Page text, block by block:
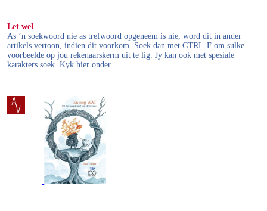
Let wel
As ’n soekwoord nie as trefwoord opgeneem is nie, word dit in ander
artikels vertoon, indien dit voorkom. Soek dan met CTRL-F om sulke
voorbeelde op jou rekenaarskerm uit te lig. Jy kan ook met spesiale
karakters soek. Kyk hier onder.